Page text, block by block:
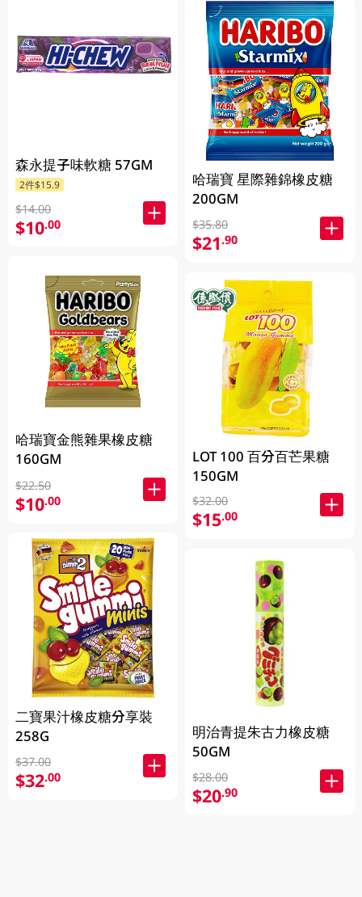
森永提子味軟糖 57GM
2件$15.9
$14.00
$10.00
哈瑞寶金熊雜果橡皮糖
160GM
$22.50
$10.00
二寶果汁橡皮糖分享裝
258G
$37.00
$32.00
哈瑞寶 星際雜錦橡皮糖
200GM
$35.80
$21.90
LOT 100 百分百芒果糖
150GM
$32.00
$15.00
明治青提朱古力橡皮糖
50GM
$28.00
$20.90